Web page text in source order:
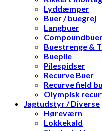
Lyddæmper
Buer / buegrej
Langbuer
Buestrenge &
Buepile
Pilespidser
Recurve Buer
Recurve field
Olympisk
Jagtudstyr / Diverse
Høreværn
Lokkekald